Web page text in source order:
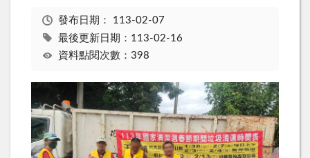
發布日期： 113-02-07
最後更新日期：113-02-16
資料點閱次數：398